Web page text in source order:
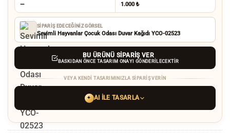
— 1.000 ₺
SIPARIŞ EDECEĞINIZ GÖRSEL
Sevimli Hayvanlar Çocuk Odası Duvar Kağıdı YCO-02523
BU ÜRÜNÜ SIPARIŞ VER
BASKIDAN ÖNCE TASARIM ONAYI GÖNDERILECEKTIR
VEYA KENDI TASARIMINIZLA SIPARIŞ VERIN
✦ AI ILE TASARLA